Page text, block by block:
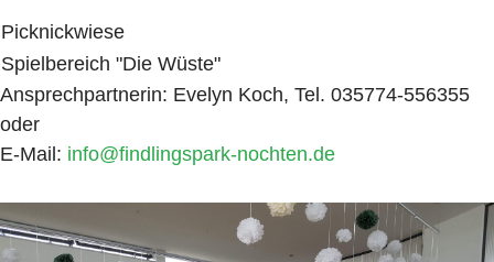
Picknickwiese
Spielbereich "Die Wüste"
Ansprechpartnerin: Evelyn Koch, Tel. 035774-556355
oder
E-Mail: info@findlingspark-nochten.de